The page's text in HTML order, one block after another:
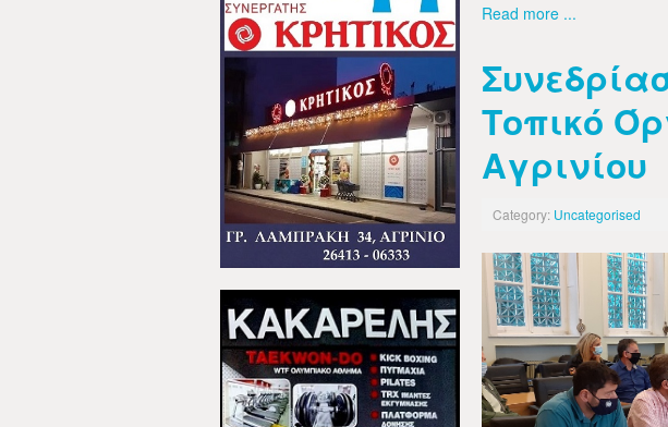
Read more ...
Τοπικό
Αγρινίου
Category: Uncategorised